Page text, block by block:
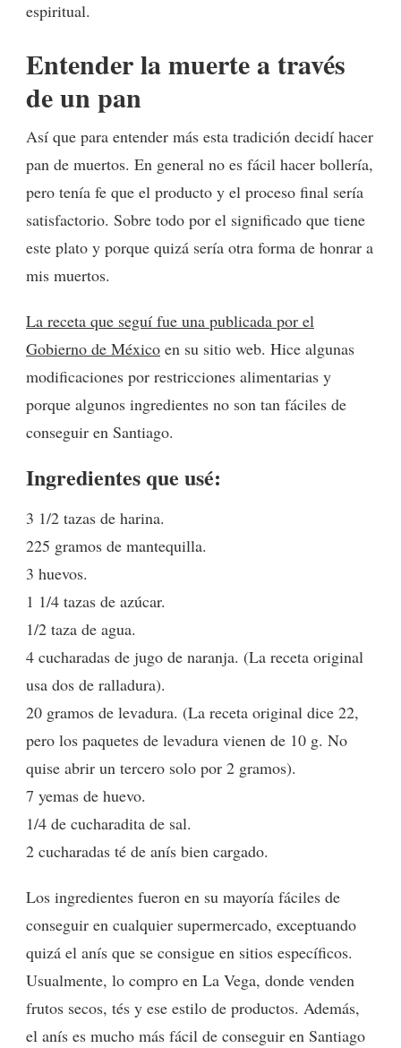
espiritual.
Entender la muerte a través
de un pan
Así que para entender más esta tradición decidí hacer
pan de muertos. En general no es fácil hacer bollería,
pero tenía fe que el producto y el proceso final sería
satisfactorio. Sobre todo por el significado que tiene
este plato y porque quizá sería otra forma de honrar a
mis muertos.
La receta que seguí fue una publicada por el
Gobierno de México en su sitio web. Hice algunas
modificaciones por restricciones alimentarias y
porque algunos ingredientes no son tan fáciles de
conseguir en Santiago.
Ingredientes que usé:
3 1/2 tazas de harina.
225 gramos de mantequilla.
3 huevos.
1 1/4 tazas de azúcar.
1/2 taza de agua.
4 cucharadas de jugo de naranja. (La receta original
usa dos de ralladura).
20 gramos de levadura. (La receta original dice 22,
pero los paquetes de levadura vienen de 10 g. No
quise abrir un tercero solo por 2 gramos).
7 yemas de huevo.
1/4 de cucharadita de sal.
2 cucharadas té de anís bien cargado.
Los ingredientes fueron en su mayoría fáciles de
conseguir en cualquier supermercado, exceptuando
quizá el anís que se consigue en sitios específicos.
Usualmente, lo compro en La Vega, donde venden
frutos secos, tés y ese estilo de productos. Además,
el anís es mucho más fácil de conseguir en Santiago